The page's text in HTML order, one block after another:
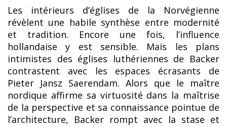
Les intérieurs d’églises de la Norvégienne
révèlent une habile synthèse entre modernité
et tradition. Encore une fois, l’influence
hollandaise y est sensible. Mais les plans
intimistes des églises luthériennes de Backer
contrastent avec les espaces écrasants de
Pieter Jansz Saerendam. Alors que le maître
nordique affirme sa virtuosité dans la maîtrise
de la perspective et sa connaissance pointue de
l’architecture, Backer rompt avec la stase et